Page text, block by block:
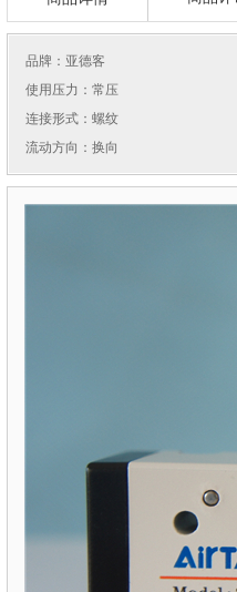
品牌： 亚德客
使用压力：常压
连接形式：螺纹
流动方向：换向